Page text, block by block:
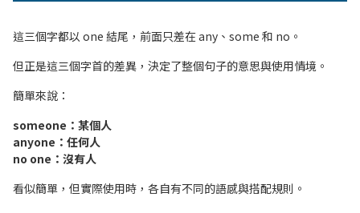
這三個字都以 one 結尾，前面只差在 any、some 和 no。
但正是這三個字首的差異，決定了整個句子的意思與使用情境。
簡單來說：
someone：某個人
anyone：任何人
no one：沒有人
看似簡單，但實際使用時，各自有不同的語感與搭配規則。